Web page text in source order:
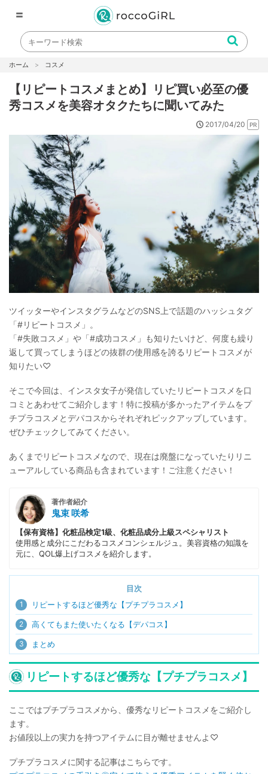
〓
ホーム コスメ
【リピートコスメまとめ】リピ買い必至の優
秀コスメを美容オタクたちに聞いてみた
2017/04/20
ツイッターやインスタグラムなどのSNS上で話題のハッシュタグ
「#リピートコスメ」。
「#失敗コスメ」や「#成功コスメ」も知りたいけど、何度も繰り
返して買ってしまうほどの抜群の使用感を誇るリピートコスメが
知りたい♡
そこで今回は、インスタ女子が発信していたリピートコスメを口
コミとあわせてご紹介します！特に投稿が多かったアイテムをプ
チプラコスメとデパコスからそれぞれピックアップしています。
ぜひチェックしてみてください。
あくまでリピートコスメなので、現在は廃盤になっていたりリニ
ューアルしている商品も含まれています！ご注意ください！
著作者紹介
鬼束 咲希
【保有資格】化粧品検定1級、化粧品成分上級スペシャリスト
使用感と成分にこだわるコスメコンシェルジュ。美容資格の知識を
元に、QOL爆上げコスメを紹介します。
目次
1 リピートするほど優秀な【プチプラコスメ】
2 高くてもまた使いたくなる【デパコス】
3 まとめ
リピートするほど優秀な【プチプラコスメ】
ここではプチプラコスメから、優秀なリピートコスメをご紹介し
ます。
お値段以上の実力を持つアイテムに目が離せませんよ♡
プチプラコスメに関する記事はこちらです。